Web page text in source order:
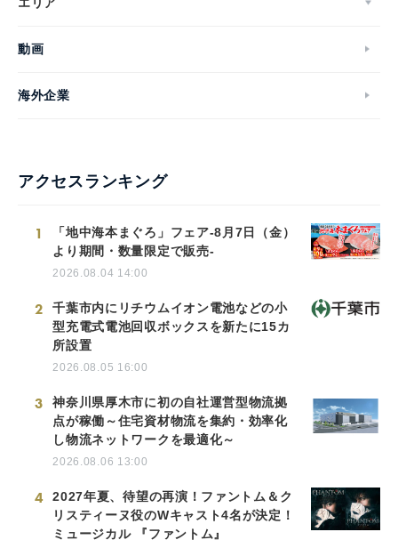
動画
海外企業
アクセスランキング
1
「地中海本まぐろ」フェア-8月7日（金）
より期間・数量限定で販売-
2026.08.04 14:00
2
千葉市内にリチウムイオン電池などの小
型充電式電池回収ボックスを新たに15カ
所設置
2026.08.05 16:00
3
神奈川県厚木市に初の自社運営型物流拠
点が稼働～住宅資材物流を集約・効率化
し物流ネットワークを最適化～
2026.08.06 13:00
4
2027年夏、待望の再演！ファントム＆ク
リスティーヌ役のWキャスト4名が決定！
ミュージカル 『ファントム』